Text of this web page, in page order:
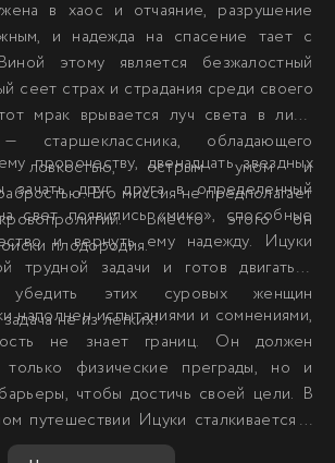
в хаос и отчаяние, разрушение
и надежда на спасение тает с
этому является безжалостный
сеет страх и страдания среди своего
мрак врывается луч света в лице
обладающего
ловкостью, острым умом и
Его миссия не предполагает
Вместо этого он
плодородия.
пророчеству, двенадцать звездных
зачать друг друга в определенный
свет появились «мико», способные
и вернуть ему надежду. Ицуки
трудной задачи и готов двигаться
убедить этих суровых женщин
не из легких!
наполнен испытаниями и сомнениями,
не знает границ. Он должен
физические преграды, но и
чтобы достичь своей цели. В
путешествии Ицуки сталкивается с
и внешними угрозами, что